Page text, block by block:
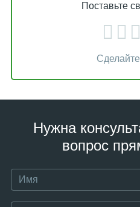
Поставьте
Нужна
вопрос